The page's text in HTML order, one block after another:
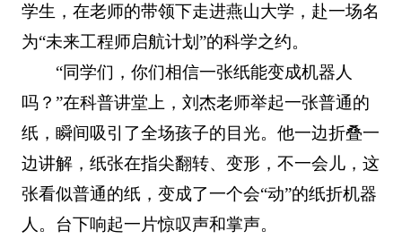
学生，在老师的带领下走进燕山大学，赴一场名
为“未来工程师启航计划”的科学之约。
“同学们，你们相信一张纸能变成机器人
吗？”在科普讲堂上，刘杰老师举起一张普通的
纸，瞬间吸引了全场孩子的目光。他一边折叠一
边讲解，纸张在指尖翻转、变形，不一会儿，这
张看似普通的纸，变成了一个会“动”的纸折机器
人。台下响起一片惊叹声和掌声。